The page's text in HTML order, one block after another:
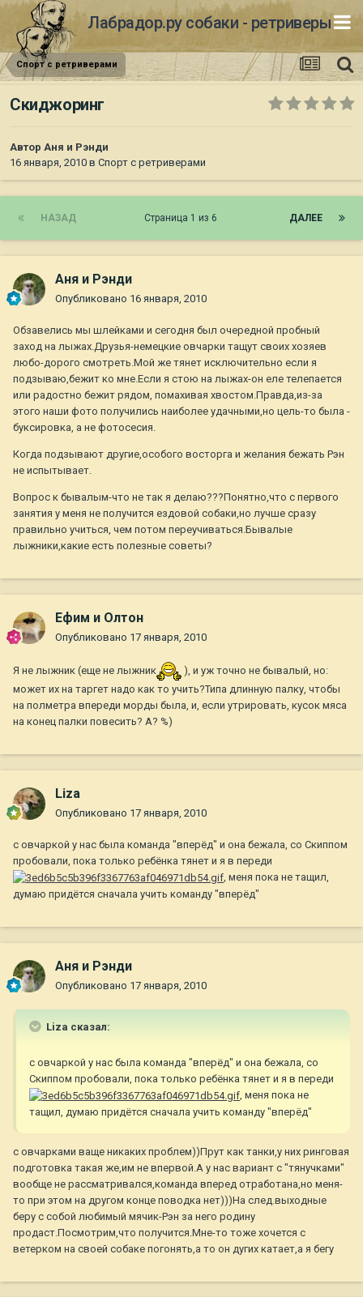
Лабрадор.ру собаки - ретриверы
Спорт с ретриверами
Скиджоринг
Автор Аня и Рэнди
16 января, 2010 в Спорт с ретриверами
НАЗАД ДАЛЕЕ
Страница 1 из 6
Аня и Рэнди
Опубликовано 16 января, 2010
Обзавелись мы шлейками и сегодня был очередной пробный
заход на лыжах.Друзья-немецкие овчарки тащут своих хозяев
любо-дорого смотреть.Мой же тянет исключительно если я
подзываю,бежит ко мне.Если я стою на лыжах-он еле телепается
или радостно бежит рядом, помахивая хвостом.Правда,из-за
этого наши фото получились наиболее удачными,но цель-то была -
буксировка, а не фотосесия.
Когда подзывают другие,особого восторга и желания бежать Рэн
не испытывает.
Вопрос к бывалым-что не так я делаю???Понятно,что с первого
занятия у меня не получится ездовой собаки,но лучше сразу
правильно учиться, чем потом переучиваться.Бывалые
лыжники,какие есть полезные советы?
Ефим и Олтон
Опубликовано 17 января, 2010
Я не лыжник (еще не лыжник
), и уж точно не бывалый, но:
может их на таргет надо как то учить?Типа длинную палку, чтобы
на полметра впереди морды была, и, если утрировать, кусок мяса
на конец палки повесить? А? %)
Liza
Опубликовано 17 января, 2010
c овчаркой у нас была команда "вперёд" и она бежала, со Скиппом
пробовали, пока только ребёнка тянет и я в переди
, меня пока не тащил,
думаю придётся сначала учить команду "вперёд"
Аня и Рэнди
Опубликовано 17 января, 2010
Liza сказал:
c овчаркой у нас была команда "вперёд" и она бежала, со
Скиппом пробовали, пока только ребёнка тянет и я в переди
, меня пока не
тащил, думаю придётся сначала учить команду "вперёд"
с овчарками ваще никаких проблем))Прут как танки,у них ринговая
подготовка такая же,им не впервой.А у нас вариант с "тянучками"
вообще не рассматривался,команда вперед отработана,но меня-
то при этом на другом конце поводка нет)))На след.выходные
беру с собой любимый мячик-Рэн за него родину
продаст.Посмотрим,что получится.Мне-то тоже хочется с
ветерком на своей собаке погонять,а то он дугих катает,а я бегу